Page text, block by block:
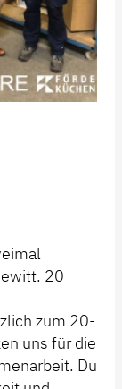
20
zum 20-
uns für die
Du